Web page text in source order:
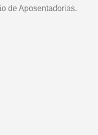
de Aposentadorias.